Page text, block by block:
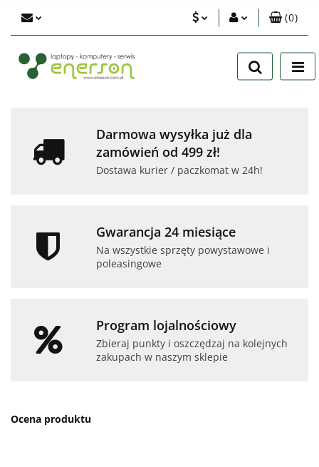
Zaloguj się
Zarejestruj się
(0)
Darmowa wysyłka już dla
zamówień od 499 zł!
Dostawa kurier / paczkomat w 24h!
Gwarancja 24 miesiące
Na wszystkie sprzęty powystawowe i
poleasingowe
Program lojalnościowy
Zbieraj punkty i oszczędzaj na kolejnych
zakupach w naszym sklepie
Ocena produktu